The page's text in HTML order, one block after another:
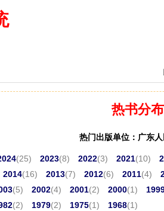
热书分布
热门出版单位：广东
(25) 2023(8) 2022(3) 2021(10)
2014(16) 2013(7) 2012(6) 2011(4)
(5) 2002(4) 2001(2) 2000(1)
(2) 1979(2) 1975(1) 1968(1)